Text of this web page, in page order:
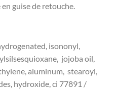
guise de retouche.
isononyl,
jojoba oil,
aluminum, stearoyl,
hydroxide, ci 77891 /